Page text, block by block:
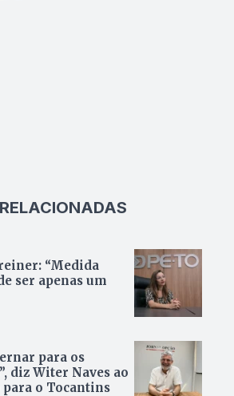
“Medida
ser apenas um
para os
diz Witer Naves ao
o Tocantins